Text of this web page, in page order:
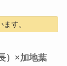
す。
）×加地葉